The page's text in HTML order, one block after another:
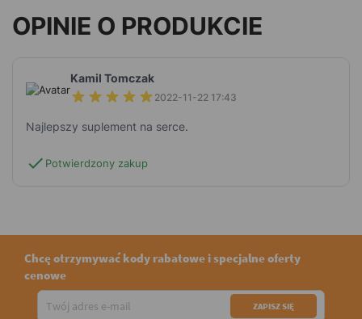
OPINIE O PRODUKCIE
Kamil Tomczak
2022-11-22 17:43
Najlepszy suplement na serce.
check Potwierdzony zakup
Chcę otrzymywać kody rabatowe i specjalne oferty
cenowe